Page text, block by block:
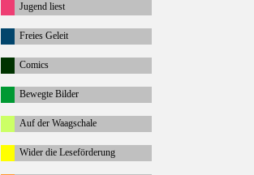
Jugend liest
Freies Geleit
Comics
Bewegte Bilder
Auf der Waagschale
Wider die Leseförderung